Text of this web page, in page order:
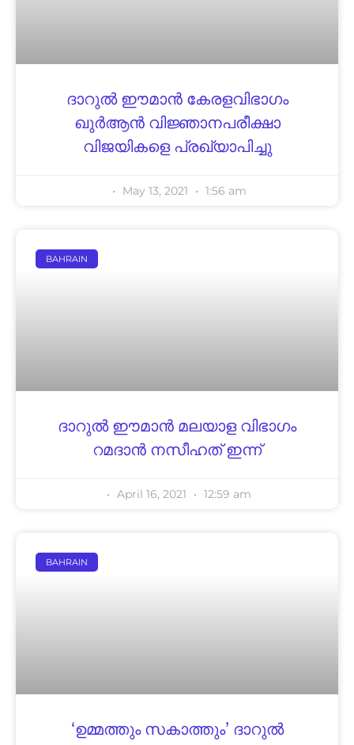
ദാറുൽ ഈമാൻ കേരളവിഭാഗം
ഖുർആൻ വിജ്ഞാനപരീക്ഷാ
വിജയികളെ പ്രഖ്യാപിച്ചു
May 13, 2021 1:56 am
BAHRAIN
ദാറുൽ ഈമാൻ മലയാള വിഭാഗം
റമദാൻ നസീഹത് ഇന്ന്
April 16, 2021 12:59 am
BAHRAIN
‘ഉമ്മത്തും സകാത്തും’ ദാറുൽ